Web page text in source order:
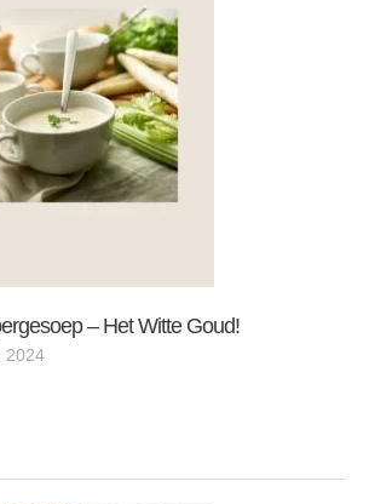
– Het Witte Goud!
2024